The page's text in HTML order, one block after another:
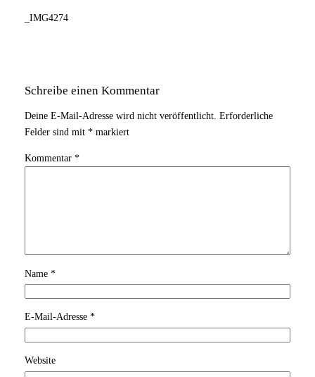
_IMG4274
Schreibe einen Kommentar
Deine E-Mail-Adresse wird nicht veröffentlicht. Erforderliche
Felder sind mit *markiert
Kommentar *
Name *
E-Mail-Adresse *
Website